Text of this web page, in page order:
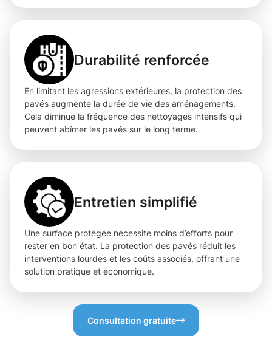
Durabilité renforcée
En limitant les agressions extérieures, la protection des
pavés augmente la durée de vie des aménagements.
Cela diminue la fréquence des nettoyages intensifs qui
peuvent abîmer les pavés sur le long terme.
Entretien simplifié
Une surface protégée nécessite moins d’efforts pour
rester en bon état. La protection des pavés réduit les
interventions lourdes et les coûts associés, offrant une
solution pratique et économique.
Consultation gratuite